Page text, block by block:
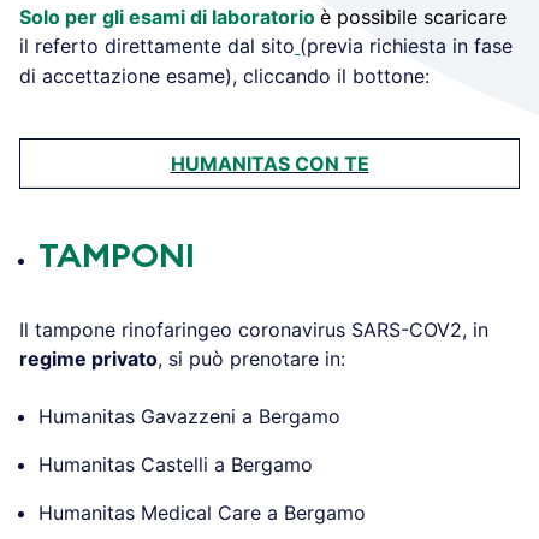
Solo per gli esami di laboratorio è possibile scaricare
il referto direttamente dal sito (previa richiesta in fase
di accettazione esame), cliccando il bottone:
HUMANITAS CON TE
TAMPONI
Il tampone rinofaringeo coronavirus SARS-COV2, in
regime privato, si può prenotare in:
Humanitas Gavazzeni a Bergamo
Humanitas Castelli a Bergamo
Humanitas Medical Care a Bergamo